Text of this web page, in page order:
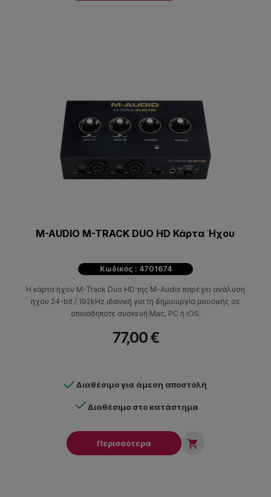
M-AUDIO M-TRACK DUO HD Κάρτα Ήχου
Κωδικός : 4701674
Η κάρτα ήχου M-Track Duo HD της M-Audio παρέχει ανάλυση
ήχου 24-bit / 192kHz ιδανική για τη δημιουργία μουσικής σε
οποιαδήποτε συσκευή Mac, PC ή iOS.
77,00 €
Διαθέσιμο για άμεση αποστολή
Διαθέσιμο στο κατάστημα
Περισσότερα 